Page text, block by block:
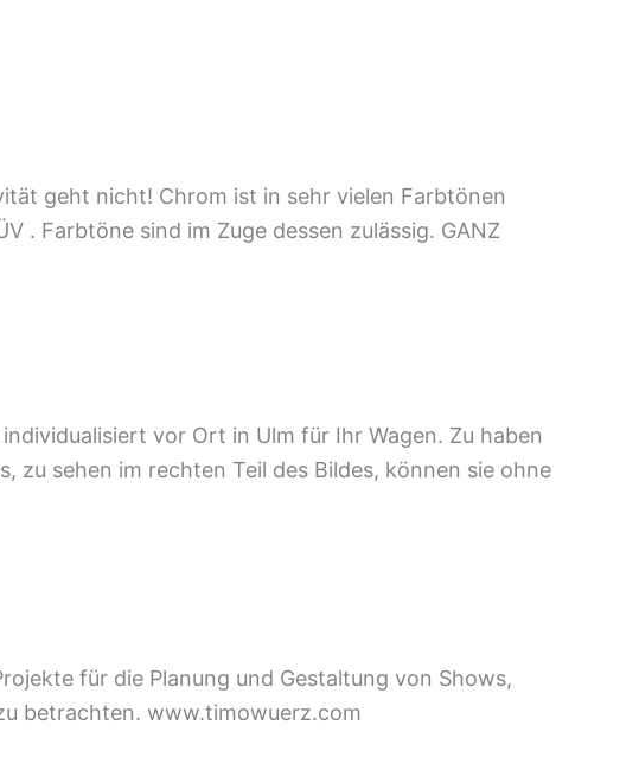
geht nicht! Chrom ist in sehr vielen Farbtönen
. Farbtöne sind im Zuge dessen zulässig. GANZ
vor Ort in Ulm für Ihr Wagen. Zu haben
zu sehen im rechten Teil des Bildes, können sie ohne
für die Planung und Gestaltung von Shows,
betrachten. www.timowuerz.com